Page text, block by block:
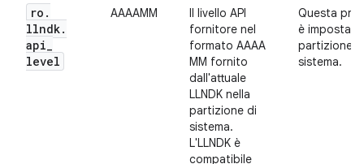
ro .
llndk.
api_
level
AAAAMM
Il livello API
fornitore nel
formato AAAA
MM fornito
dall'attuale
LLNDK nella
partizione di
sistema.
L'LLNDK è
compatibile
Questa
è impostata
partizione
sistema.